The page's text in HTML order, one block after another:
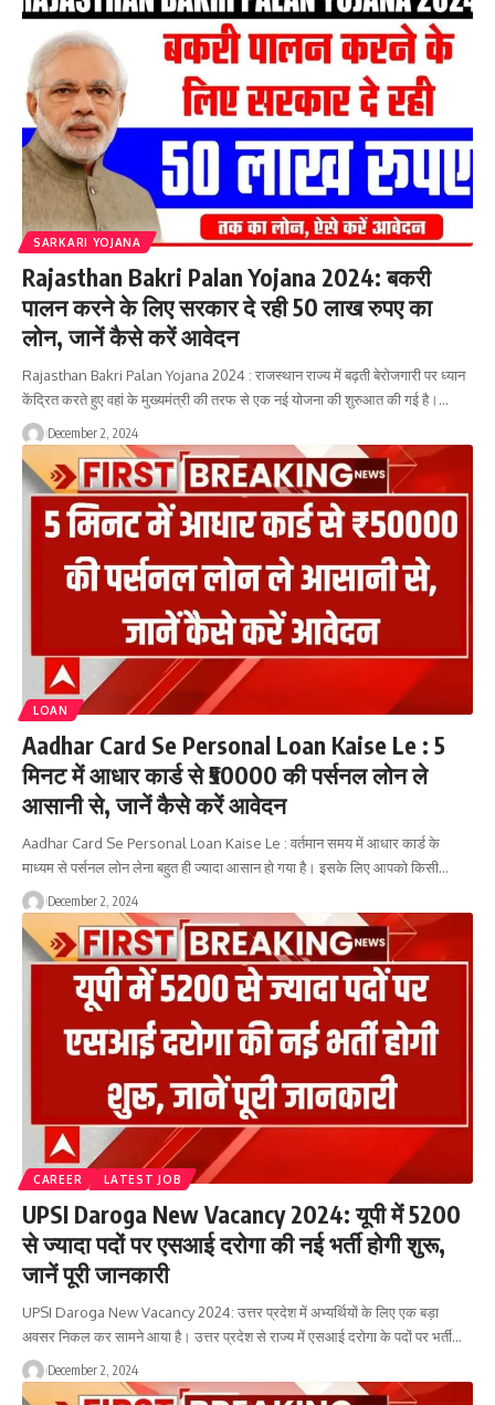
SARKARI YOJANA
Rajasthan Bakri Palan Yojana 2024: बकरी
पालन करने के लिए सरकार दे रही 50 लाख रुपए का
लोन, जानें कैसे करें आवेदन
Rajasthan Bakri Palan Yojana 2024 : राजस्थान राज्य में बढ़ती बेरोजगारी पर ध्यान
केंद्रित करते हुए वहां के मुख्यमंत्री की तरफ से एक नई योजना की शुरुआत की गई है।…
December 2, 2024
LOAN
Aadhar Card Se Personal Loan Kaise Le : 5
मिनट में आधार कार्ड से ₹50000 की पर्सनल लोन ले
आसानी से, जानें कैसे करें आवेदन
Aadhar Card Se Personal Loan Kaise Le : वर्तमान समय में आधार कार्ड के
माध्यम से पर्सनल लोन लेना बहुत ही ज्यादा आसान हो गया है। इसके लिए आपको किसी…
December 2, 2024
CAREER LATEST JOB
UPSI Daroga New Vacancy 2024: यूपी में 5200
से ज्यादा पदों पर एसआई दरोगा की नई भर्ती होगी शुरू,
जानें पूरी जानकारी
UPSI Daroga New Vacancy 2024: उत्तर प्रदेश में अभ्यर्थियों के लिए एक बड़ा
अवसर निकल कर सामने आया है। उत्तर प्रदेश से राज्य में एसआई दरोगा के पदों पर भर्ती…
December 2, 2024